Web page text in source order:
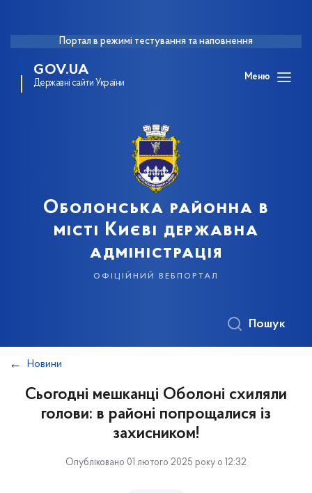
Портал в режимі тестування та наповнення
GOV.UA
Державні сайти України
Меню
Оболонська районна в
місті Києві державна
адміністрація
офіційний вебпортал
Пошук
Новини
Сьогодні мешканці Оболоні схиляли
голови: в районі попрощалися із
захисником!
Опубліковано 01 лютого 2025 року о 12:32